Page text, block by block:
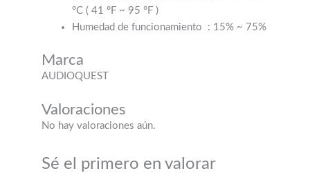
°C ( 41 °F ~ 95 °F)
Humedad de funcionamiento : 15% ~ 75%
Marca
AUDIOQUEST
Valoraciones
No hay valoraciones aún.
Sé el primero en valorar